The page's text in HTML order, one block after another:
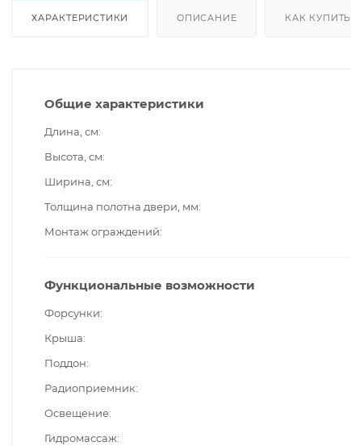
ХАРАКТЕРИСТИКИ ОПИСАНИЕ КАК КУПИТЬ
Общие характеристики
Длина, см
Высота, см
Ширина, см
Толщина полотна двери, мм
Монтаж ограждений
Функциональные возможности
Форсунки
Крыша
Поддон
Радиоприемник
Освещение
Гидромассаж